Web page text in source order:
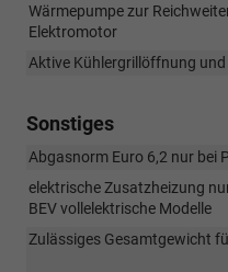
Wärmepumpe zur
Elektromotor
Aktive Kühlergrillöffnung und
Sonstiges
Abgasnorm Euro 6,2 nur bei
elektrische Zusatzheizung
BEV vollelektrische Modelle
Zulässiges Gesamtgewicht